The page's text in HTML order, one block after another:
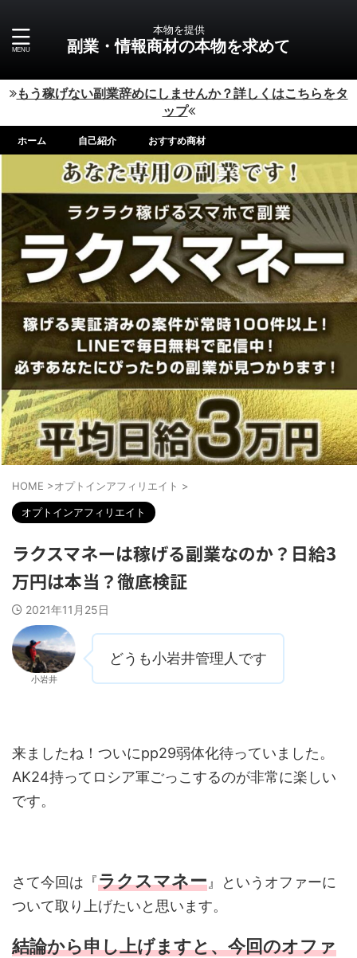
本物を提供
副業・情報商材の本物を求めて
もう稼げない副業辞めにしませんか？詳しくはこちらをタ
ップ
ホーム 自己紹介 おすすめ商材
HOME >オプトインアフィリエイト >
オプトインアフィリエイト
ラクスマネーは稼げる副業なのか？日給3
万円は本当？徹底検証
2021年11月25日
小岩井
どうも小岩井管理人です
来ましたね！ついにpp29弱体化待っていました。
AK24持ってロシア軍ごっこするのが非常に楽しい
です。
さて今回は『ラクスマネー』というオファーに
ついて取り上げたいと思います。
結論から申し上げますと、今回のオファ